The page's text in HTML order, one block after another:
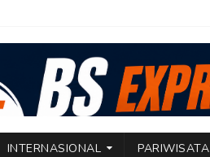
INTERNASIONAL PARIWISATA